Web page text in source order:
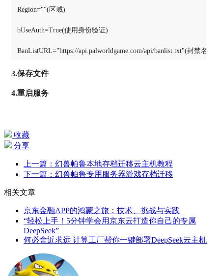
Region=""(区域)
bUseAuth=True(使用身份验证)
BanListURL="https://api.palworldgame.com/api/banlist.txt"(封禁名单
3.保存文件
4.重启服务
收藏
分享
上一篇：幻兽帕鲁本地存档迁移云主机教程
下一篇：幻兽帕鲁专用服务器游戏存档迁移
相关文章
京东金融APP的鸿蒙之旅：技术、挑战与实践
“轻松上手！5分钟学会用京东云打造你自己的专属
DeepSeek”
何必舍近求远 计算工厂帮你一键部署DeepSeek云主机